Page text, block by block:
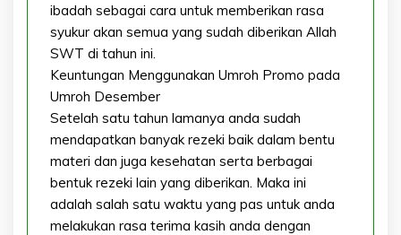
ibadah sebagai cara untuk memberikan rasa
syukur akan semua yang sudah diberikan Allah
SWT di tahun ini.
Keuntungan Menggunakan Umroh Promo pada
Umroh Desember
Setelah satu tahun lamanya anda sudah
mendapatkan banyak rezeki baik dalam bentu
materi dan juga kesehatan serta berbagai
bentuk rezeki lain yang diberikan. Maka ini
adalah salah satu waktu yang pas untuk anda
melakukan rasa terima kasih anda dengan